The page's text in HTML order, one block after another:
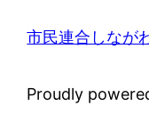
市民連合しなが
Proudly